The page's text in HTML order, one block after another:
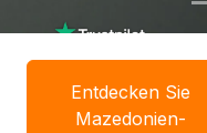
Entdecken Sie
Mazedonien-